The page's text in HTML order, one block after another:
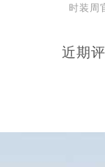
时装周
近期